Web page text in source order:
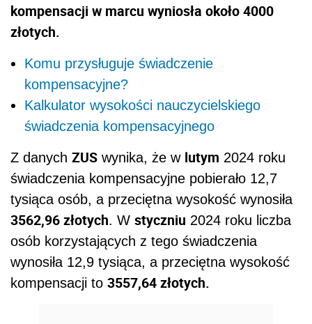
kompensacji w marcu wyniosła około 4000
złotych.
Komu przysługuje świadczenie
kompensacyjne?
Kalkulator wysokości nauczycielskiego
świadczenia kompensacyjnego
Z danych ZUS wynika, że w lutym 2024 roku
świadczenia kompensacyjne pobierało 12,7
tysiąca osób, a przeciętna wysokość wynosiła
3562,96 złotych. W styczniu 2024 roku liczba
osób korzystających z tego świadczenia
wynosiła 12,9 tysiąca, a przeciętna wysokość
kompensacji to 3557,64 złotych.